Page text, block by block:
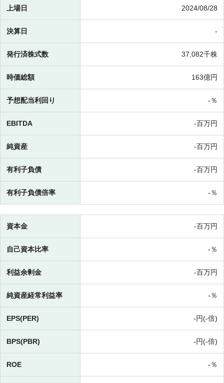
上場日 2024/08/28
決算日 -
発行済株式数 37,082千株
時価総額 163億円
予想配当利回り -％
EBITDA -百万円
純資産 -百万円
有利子負債 -百万円
有利子負債倍率 -％
資本金 -百万円
自己資本比率 -％
利益余剰金 -百万円
純資産経常利益率 -％
EPS(PER) -円(-倍)
BPS(PBR) -円(-倍)
ROE -％